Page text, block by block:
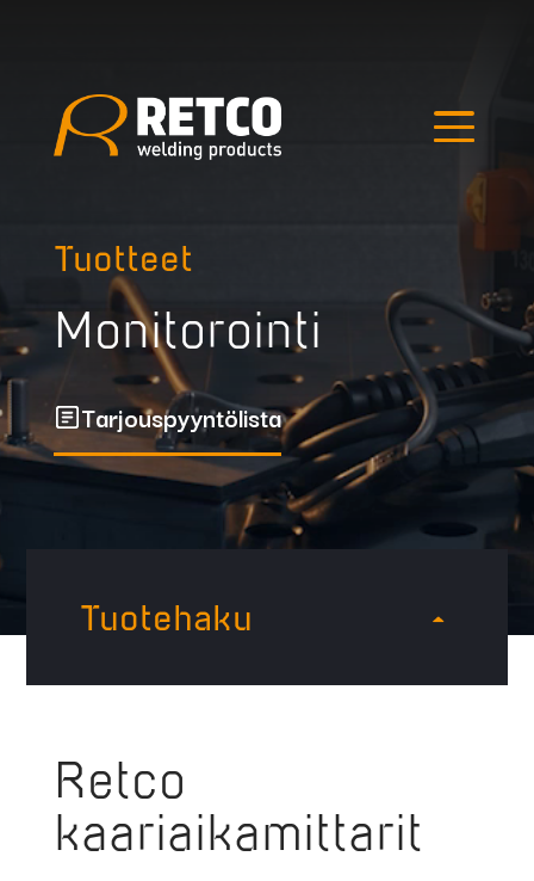
Tuotteet
Monitorointi
Tarjouspyyntölista
Tuotehaku
Retco
kaariaikamittarit
Hae tuotteista
Outlet